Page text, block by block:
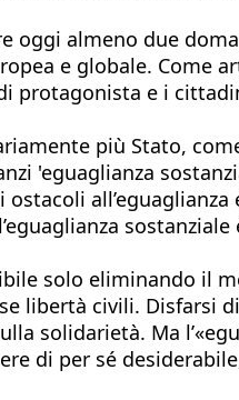
oggi almeno due
e globale. Come
protagonista e i
più Stato,
'eguaglianza
solo eliminando il
libertà civili. Disfarsi
solidarietà. Ma
di per sé